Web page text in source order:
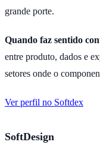
grande porte.
Quando faz sentido
entre produto, dados e
setores onde o
Ver perfil no Softdex
SoftDesign